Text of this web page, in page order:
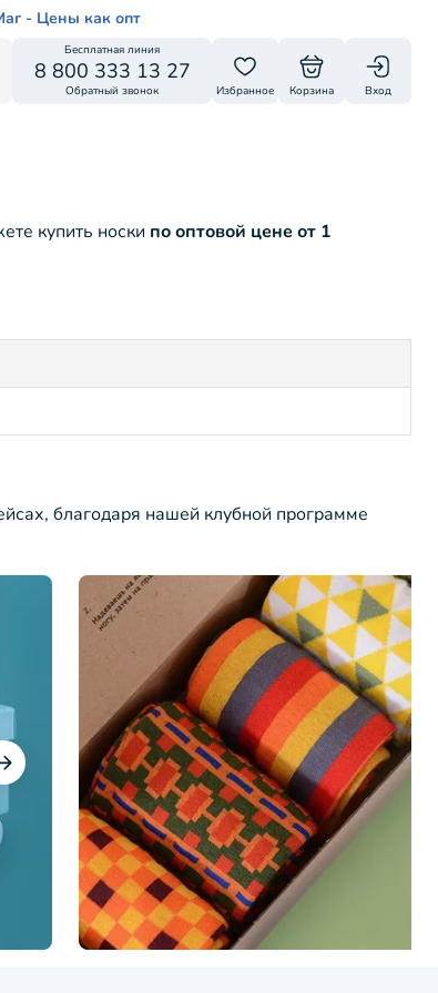
- Цены как опт
Бесплатная линия
8 800 333 13 27
Обратный звонок Избранное Корзина Вход
купить носки по оптовой цене от 1
благодаря нашей клубной программе